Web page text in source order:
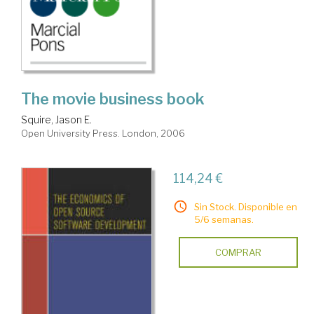
The movie business book
Squire, Jason E.
Open University Press. London, 2006
114,24 €
Sin Stock. Disponible en
5/6 semanas.
COMPRAR